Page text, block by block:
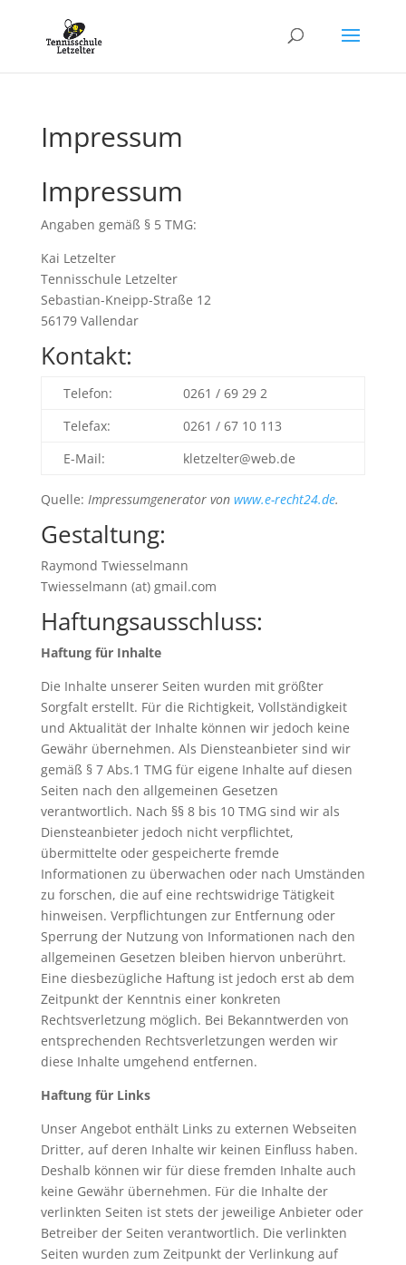
Impressum
Impressum
Angaben gemäß § 5 TMG:
Kai Letzelter
Tennisschule Letzelter
Sebastian-Kneipp-Straße 12
56179 Vallendar
Kontakt:
Telefon:
0261 / 69 29 2
Telefax:
0261 / 67 10 113
E-Mail:
kletzelter@web.de
Quelle: Impressumgenerator von www.e-recht24.de.
Gestaltung:
Raymond Twiesselmann
Twiesselmann (at) gmail.com
Haftungsausschluss:
Haftung für Inhalte
Die Inhalte unserer Seiten wurden mit größter
Sorgfalt erstellt. Für die Richtigkeit, Vollständigkeit
und Aktualität der Inhalte können wir jedoch keine
Gewähr übernehmen. Als Diensteanbieter sind wir
gemäß § 7 Abs.1 TMG für eigene Inhalte auf diesen
Seiten nach den allgemeinen Gesetzen
verantwortlich. Nach §§ 8 bis 10 TMG sind wir als
Diensteanbieter jedoch nicht verpflichtet,
übermittelte oder gespeicherte fremde
Informationen zu überwachen oder nach Umständen
zu forschen, die auf eine rechtswidrige Tätigkeit
hinweisen. Verpflichtungen zur Entfernung oder
Sperrung der Nutzung von Informationen nach den
allgemeinen Gesetzen bleiben hiervon unberührt.
Eine diesbezügliche Haftung ist jedoch erst ab dem
Zeitpunkt der Kenntnis einer konkreten
Rechtsverletzung möglich. Bei Bekanntwerden von
entsprechenden Rechtsverletzungen werden wir
diese Inhalte umgehend entfernen.
Haftung für Links
Unser Angebot enthält Links zu externen Webseiten
Dritter, auf deren Inhalte wir keinen Einfluss haben.
Deshalb können wir für diese fremden Inhalte auch
keine Gewähr übernehmen. Für die Inhalte der
verlinkten Seiten ist stets der jeweilige Anbieter oder
Betreiber der Seiten verantwortlich. Die verlinkten
Seiten wurden zum Zeitpunkt der Verlinkung auf